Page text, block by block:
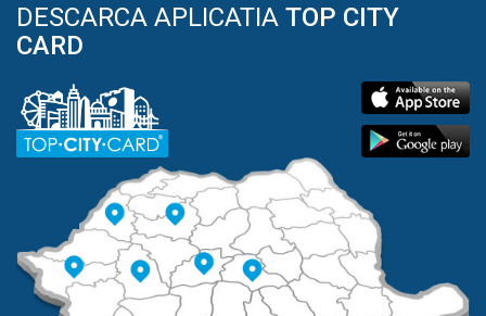
DESCARCA APLICATIA TOP CITY
CARD